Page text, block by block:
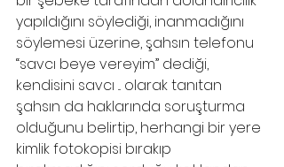
yapıldığını söylediği, inanmadığını
söylemesi üzerine, şahsın telefonu
“savcı beye vereyim” dediği,
kendisini savcı ... olarak tanıtan
şahsın da haklarında soruşturma
olduğunu belirtip, herhangi bir yere
kimlik fotokopisi bırakıp